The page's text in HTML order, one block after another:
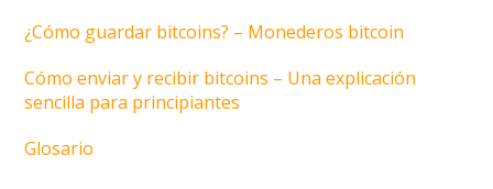
¿Cómo guardar bitcoins? – Monederos bitcoin
Cómo enviar y recibir bitcoins – Una explicación
sencilla para principiantes
Glosario